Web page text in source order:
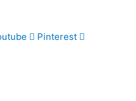
Pinterest